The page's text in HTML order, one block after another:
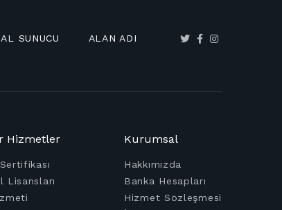
SUNUCU ALAN ADI
Hizmetler
Lisansları
Kurumsal
Hakkımızda
Banka Hesapları
Hizmet Sözleşmesi